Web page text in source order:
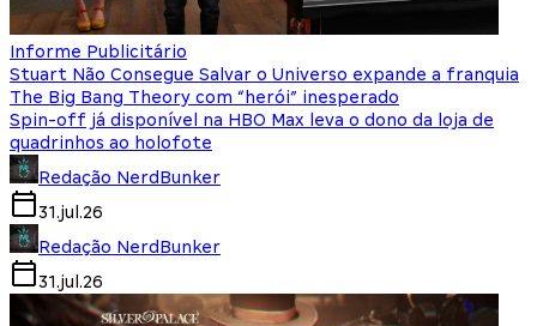
Informe Publicitário
Stuart Não Consegue Salvar o Universo expande a franquia
The Big Bang Theory com “herói” inesperado
Spin-off já disponível na HBO Max leva o dono da loja de
quadrinhos ao holofote
Redação NerdBunker
31.jul.26
Redação NerdBunker
31.jul.26